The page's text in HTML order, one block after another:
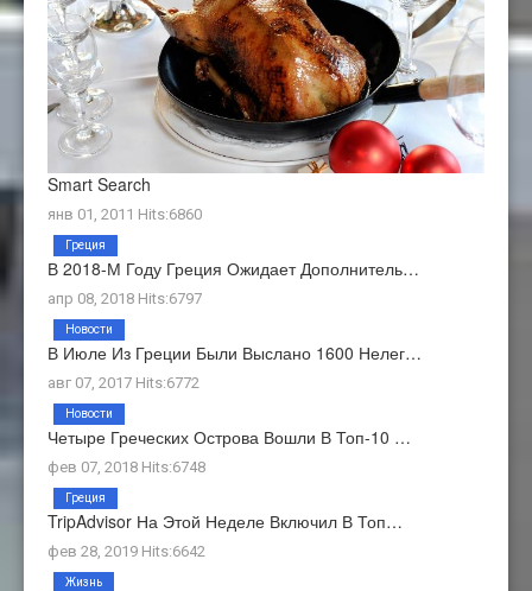
Smart Search
янв 01, 2011 Hits:6860
В 2018-М Году Греция Ожидает Дополнитель…
апр 08, 2018 Hits:6797
Греция
В Июле Из Греции Были Выслано 1600 Нелег…
авг 07, 2017 Hits:6772
Новости
Четыре Греческих Острова Вошли В Топ-10 …
фев 07, 2018 Hits:6748
Новости
TripAdvisor На Этой Неделе Включил В Топ…
фев 28, 2019 Hits:6642
Греция
Жизнь